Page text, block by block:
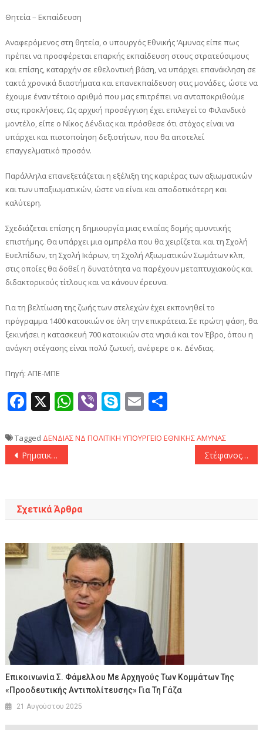
Θητεία – Εκπαίδευση
Αναφερόμενος στη θητεία, ο υπουργός Εθνικής ‘Αμυνας είπε πως
πρέπει να προσφέρεται επαρκής εκπαίδευση στους στρατεύσιμους
και επίσης, καταρχήν σε εθελοντική βάση, να υπάρχει επανάκληση σε
τακτά χρονικά διαστήματα και επανεκπαίδευση στις μονάδες, ώστε να
έχουμε έναν τέτοιο αριθμό που μας επιτρέπει να ανταποκριθούμε
στις προκλήσεις. Ως αρχική προσέγγιση έχει επιλεγεί το Φιλανδικό
μοντέλο, είπε ο Νίκος Δένδιας και πρόσθεσε ότι στόχος είναι να
υπάρχει και πιστοποίηση δεξιοτήτων, που θα αποτελεί
επαγγελματικό προσόν.
Παράλληλα επανεξετάζεται η εξέλιξη της καριέρας των αξιωματικών
και των υπαξιωματικών, ώστε να είναι και αποδοτικότερη και
καλύτερη.
Σχεδιάζεται επίσης η δημιουργία μιας ενιαίας δομής αμυντικής
επιστήμης. Θα υπάρχει μια ομπρέλα που θα χειρίζεται και τη Σχολή
Ευελπίδων, τη Σχολή Ικάρων, τη Σχολή Αξιωματικών Σωμάτων κλπ,
στις οποίες θα δοθεί η δυνατότητα να παρέχουν μεταπτυχιακούς και
διδακτορικούς τίτλους και να κάνουν έρευνα.
Για τη βελτίωση της ζωής των στελεχών έχει εκπονηθεί το
πρόγραμμα 1400 κατοικιών σε όλη την επικράτεια. Σε πρώτη φάση, θα
ξεκινήσει η κατασκευή 700 κατοικιών στα νησιά και τον Έβρο, όπου η
ανάγκη στέγασης είναι πολύ ζωτική, ανέφερε ο κ. Δένδιας.
Πηγή: ΑΠΕ-ΜΠΕ
Facebook
X WhatsApp
ViberSkype
Email
Tagged ΔΕΝΔΙΑΣΝΔ ΠΟΛΙΤΙΚΗ ΥΠΟΥΡΓΕΙΟ ΕΘΝΙΚΗΣ ΑΜΥΝΑΣ
Πλοήγηση
Ρηματική διακοίνωση από το ΥΠΕΞ στην Τουρκία και επιστολές διαμαρτυρίας για τουρκική Navtex Στέφανος Κασσελάκης: «Ο ΣΥΡΙΖΑ είναι πολύ σκληρός για να πεθάνει»
Σχετικά Άρθρα
Επικοινωνία Σ. Φάμελλου Με Αρχηγούς Των Κομμάτων Της
«προοδευτικής Αντιπολίτευσης» Για Τη Γάζα
21 Αυγούστου 2025